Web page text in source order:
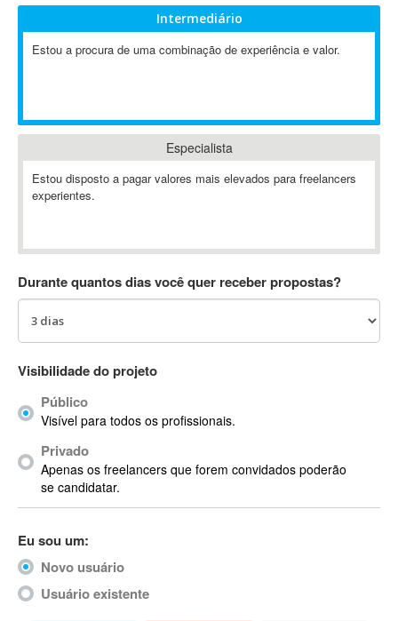
ABAP
Abaqus
ABBYY FineReader
Ableton
Ableton Push
Abstract
AC3
ACID Pro
ACPI
Acrobat
Acrobat X
Acronis
ACT
Actimize
ActionScript
ActionScript 3
Intermediário
Estou a procura de uma combinação de experiência e valor.
Especialista
Estou disposto a pagar valores mais elevados para freelancers
experientes.
Durante quantos dias você quer receber propostas?
Visibilidade do projeto
Público
Visível para todos os profissionais.
Privado
Apenas os freelancers que forem convidados poderão
se candidatar.
Eu sou um:
Novo usuário
Usuário existente